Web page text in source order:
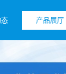
产品展厅